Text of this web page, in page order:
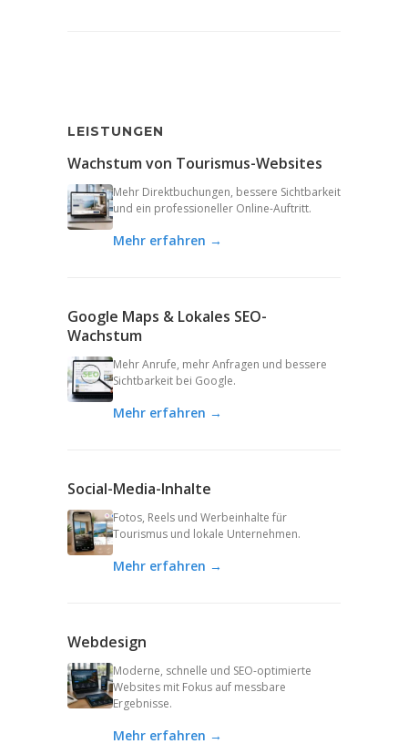
LEISTUNGEN
Wachstum von Tourismus-Websites
Mehr Direktbuchungen, bessere Sichtbarkeit
und ein professioneller Online-Auftritt.
Mehr erfahren →
Google Maps & Lokales SEO-
Wachstum
Mehr Anrufe, mehr Anfragen und bessere
Sichtbarkeit bei Google.
Mehr erfahren →
Social-Media-Inhalte
Fotos, Reels und Werbeinhalte für
Tourismus und lokale Unternehmen.
Mehr erfahren →
Webdesign
Moderne, schnelle und SEO-optimierte
Websites mit Fokus auf messbare
Ergebnisse.
Mehr erfahren →